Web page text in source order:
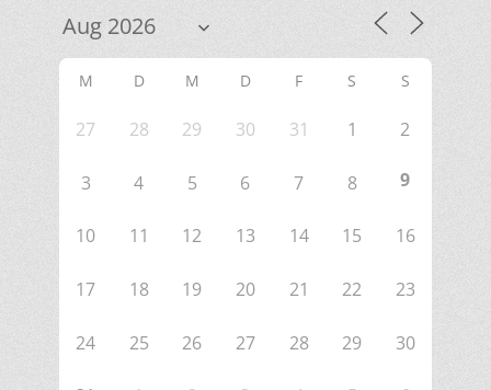
M D M D F S S
27 28 29 30 31 1 2
3 4 5 6 7 8 9
10 11 12 13 14 15 16
17 18 19 20 21 22 23
24 25 26 27 28 29 30